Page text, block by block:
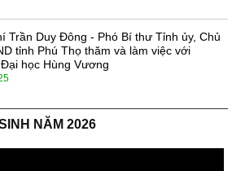
Trần Duy Đông - Phó Bí thư Tỉnh ủy, Chủ
tỉnh Phú Thọ thăm và làm việc với
học Hùng Vương
NĂM 2026